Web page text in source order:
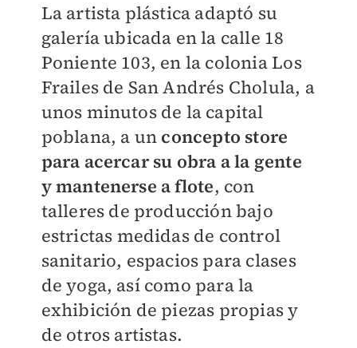
La artista plástica adaptó su
galería ubicada en la calle 18
Poniente 103, en la colonia Los
Frailes de San Andrés Cholula, a
unos minutos de la capital
poblana, a un concepto store
para acercar su obra a la gente
y mantenerse a flote, con
talleres de producción bajo
estrictas medidas de control
sanitario, espacios para clases
de yoga, así como para la
exhibición de piezas propias y
de otros artistas.